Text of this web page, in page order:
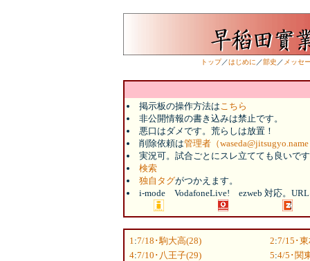
トップ／はじめに ／部史 ／ メッセ
掲示板の操作方法はこちら
非公開情報の書き込みは禁止です。
悪口はダメです。荒らしは放置！
削除依頼は管理者（
実況可。試合ごとにスレ立てても良いで
検索
独自タグがつかえます。
i-mode VodafoneLive! ezweb 対応。
1:7/18･駒大高(28) 2:7/15･
4:7/10･八王子(29) 5:4/5･関